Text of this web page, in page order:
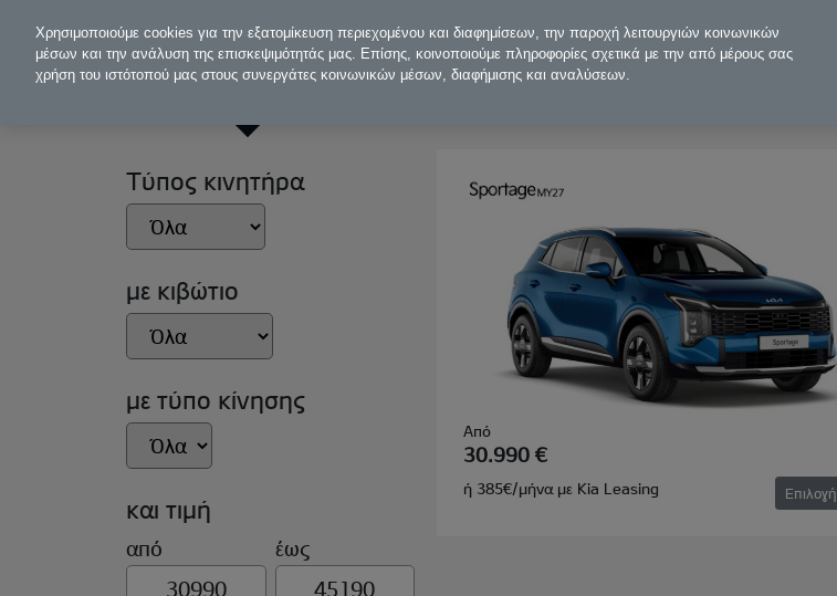
Τύπος κινητήρα
με κιβώτιο
με τύπο κίνησης
και τιμή
από έως
Από
30.990 €
ή 385€/μήνα με Kia Leasing Επιλογή
Χρησιμοποιούμε cookies για την εξατομίκευση περιεχομένου και διαφημίσεων, την παροχή λειτουργιών κοινωνικών
μέσων και την ανάλυση της επισκεψιμότητάς μας. Επίσης, κοινοποιούμε πληροφορίες σχετικά με την από μέρους σας
χρήση του ιστότοπού μας στους συνεργάτες κοινωνικών μέσων, διαφήμισης και αναλύσεων.